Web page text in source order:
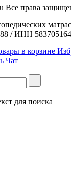
Все права
/ ИНН
в корзине
Чат
для поиска